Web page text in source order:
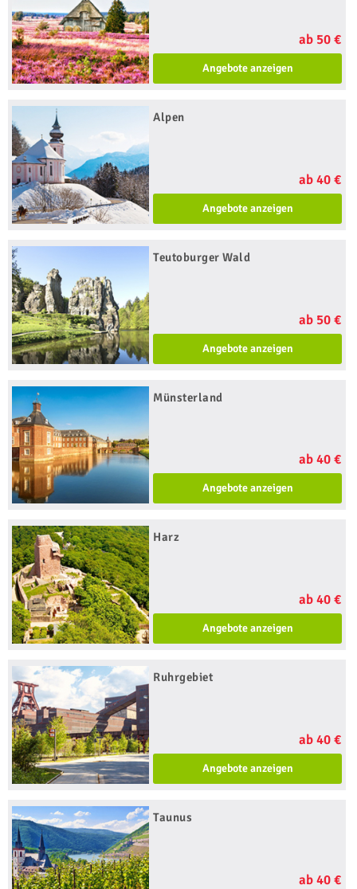
ab 50 €
Angebote anzeigen
Alpen
ab 40 €
Angebote anzeigen
Teutoburger Wald
ab 50 €
Angebote anzeigen
Münsterland
ab 40 €
Angebote anzeigen
Harz
ab 40 €
Angebote anzeigen
Ruhrgebiet
ab 40 €
Angebote anzeigen
Taunus
ab 40 €